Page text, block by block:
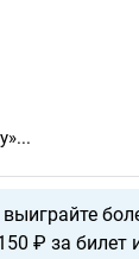
₽ за билет